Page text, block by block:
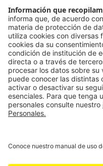
Preguntas frecuentes
Filantropía y donacionesarrow_outward
Mapa del sitio arrow_outward
Síguenos
LinkedIn
Instagram
Facebook
TikTok